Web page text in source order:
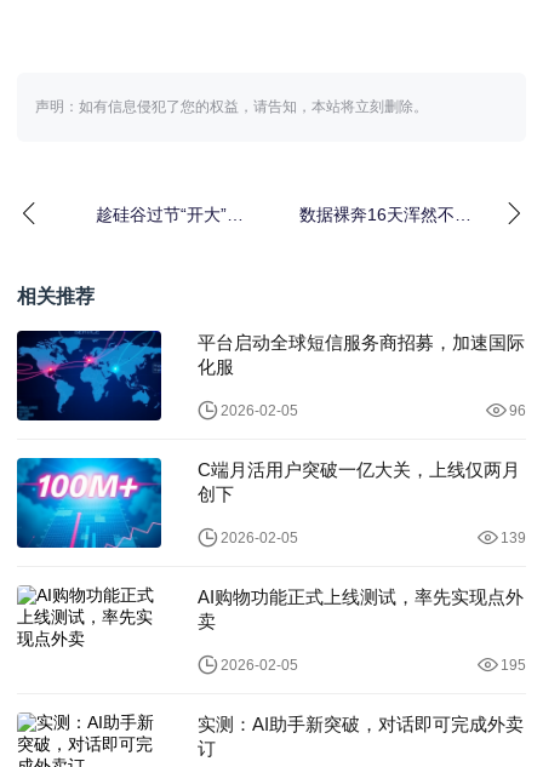
声明：如有信息侵犯了您的权益，请告知，本站将立刻删除。
趁硅谷过节“开大”！
数据裸奔16天浑然不
相关推荐
平台启动全球短信服务商招募，加速国际
化服
2026-02-05 96
C端月活用户突破一亿大关，上线仅两月
创下
2026-02-05 139
AI购物功能正式上线测试，率先实现点外
卖
2026-02-05 195
实测：AI助手新突破，对话即可完成外卖
订